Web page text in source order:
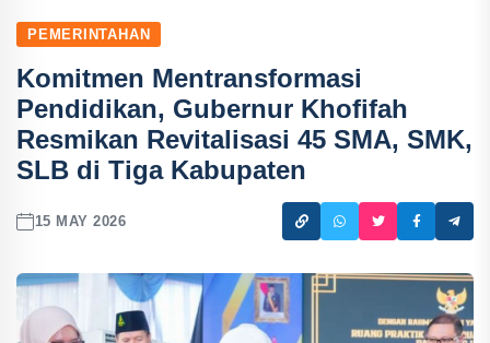
PEMERINTAHAN
Komitmen Mentransformasi
Pendidikan, Gubernur Khofifah
Resmikan Revitalisasi 45 SMA, SMK,
SLB di Tiga Kabupaten
15 MAY 2026